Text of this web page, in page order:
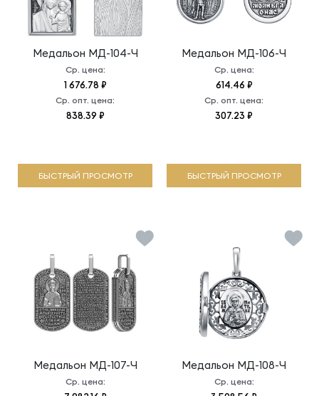
Медальон МД-104-Ч
Ср. цена:
1 676.78 ₽
Ср. опт. цена:
838.39 ₽
БЫСТРЫЙ ПРОСМОТР
Медальон МД-106-Ч
Ср. цена:
614.46 ₽
Ср. опт. цена:
307.23 ₽
БЫСТРЫЙ ПРОСМОТР
Медальон МД-107-Ч
Ср. цена:
Медальон МД-108-Ч
Ср. цена: